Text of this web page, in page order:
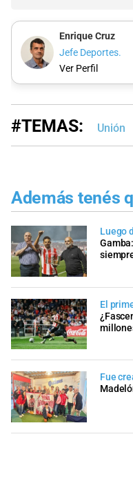
Enrique Cruz
Jefe Deportes.
Ver Perfil
#TEMAS: Unión
Además tenés
Luego
El
Fue